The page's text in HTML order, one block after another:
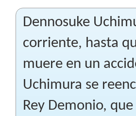
Dennosuke
corriente, hasta
muere en un
Uchimura se
Rey Demonio,